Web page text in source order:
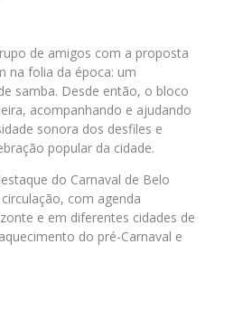
de amigos com a proposta
na folia da época: um
samba. Desde então, o bloco
acompanhando e ajudando
sonora dos desfiles e
popular da cidade.
do Carnaval de Belo
com agenda
e em diferentes cidades de
do pré-Carnaval e